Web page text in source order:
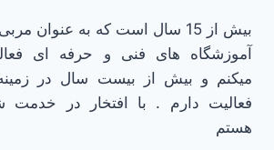
بیش از 15 سال است که به عنوان
آموزشگاه های فنی و حرفه ای
فعالیت دارم . با افتخار در خدمت
هستم